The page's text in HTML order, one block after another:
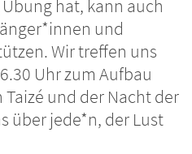
hat, kann auch
und
Wir treffen uns
Uhr zum Aufbau
Taizé und der Nacht der
über jede*n, der Lust